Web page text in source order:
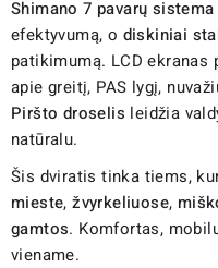
Shimano 7 pavarų sistema
efektyvumą, o diskiniai
patikimumą. LCD
apie greitį, PAS lygį,
Piršto droselis leidžia
natūralu.
Šis dviratis tinka tiems,
mieste,žvyrkeliuose,
gamtos. Komfortas,
viename.